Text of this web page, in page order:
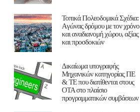
Τοπικά Πολεοδομικά Σχέδια:
Aγώνας δρόμου με τον χρόνο
και αναδιανομή χώρου, αξίας
και προσδοκιών
Δικαίωμα υπογραφής
Μηχανικών κατηγορίας ΠΕ
& ΤΕ που διατίθενται στους
ΟΤΑ στο πλαίσιο
προγραμματικών συμβάσεων